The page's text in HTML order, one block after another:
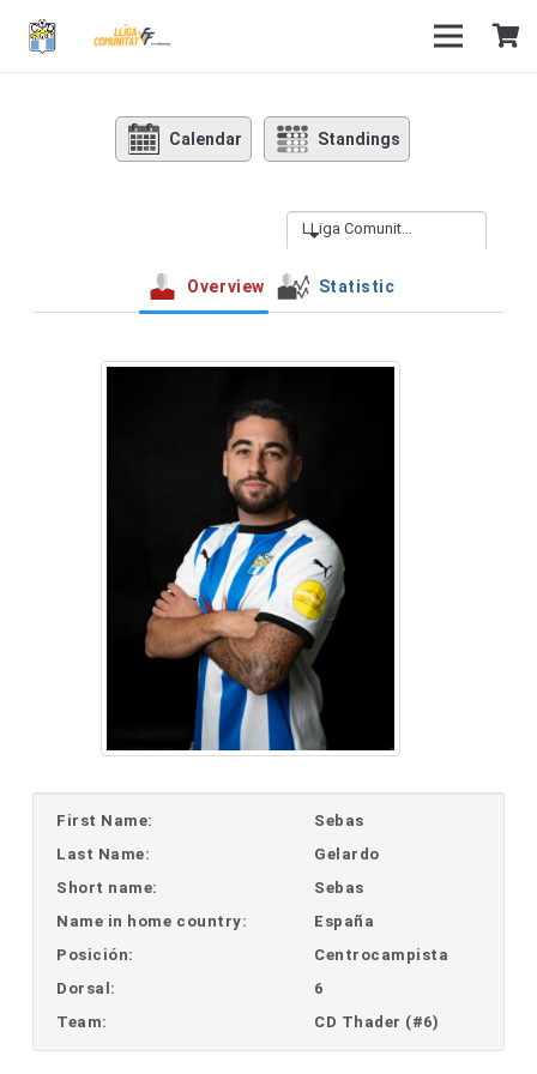
Calendar Standings
LLiga Comunitat Grup Sud 2025-26
Overview Statistic
First Name:
Sebas
Last Name:
Gelardo
Short name:
Sebas
Name in home country:
España
Posición:
Centrocampista
Dorsal:
6
Team:
CD Thader (#6)